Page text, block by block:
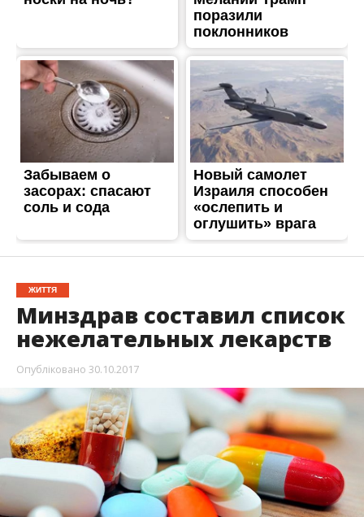
ЖИТТЯ
Минздрав составил список
нежелательных лекарств
Опубліковано 30.10.2017